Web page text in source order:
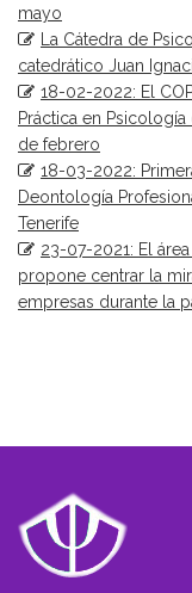
mayo
La Cátedra de
catedrático Juan
18-02-2022: El
Práctica en
de febrero
18-03-2022:
Deontología
Tenerife
23-07-2021: El
propone centrar la
empresas durante la